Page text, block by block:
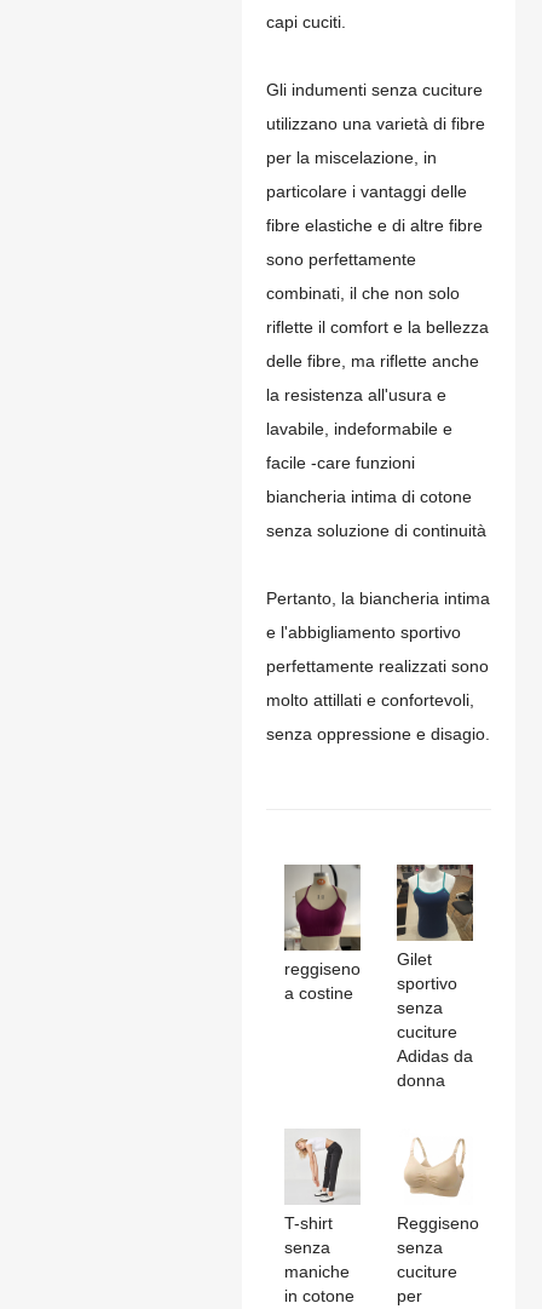
capi cuciti.
Gli indumenti senza cuciture
utilizzano una varietà di fibre
per la miscelazione, in
particolare i vantaggi delle
fibre elastiche e di altre fibre
sono perfettamente
combinati, il che non solo
riflette il comfort e la bellezza
delle fibre, ma riflette anche
la resistenza all'usura e
lavabile, indeformabile e
facile -care funzioni
biancheria intima di cotone
senza soluzione di continuità
Pertanto, la biancheria intima
e l'abbigliamento sportivo
perfettamente realizzati sono
molto attillati e confortevoli,
senza oppressione e disagio.
reggiseno
a costine
Gilet
sportivo
senza
cuciture
Adidas da
donna
T-shirt
senza
maniche
in cotone
Reggiseno
senza
cuciture
per